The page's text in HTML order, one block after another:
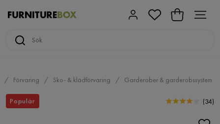
Förvaring Sko- & klädförvaring Garderober & garderobssystem
Populär (34)